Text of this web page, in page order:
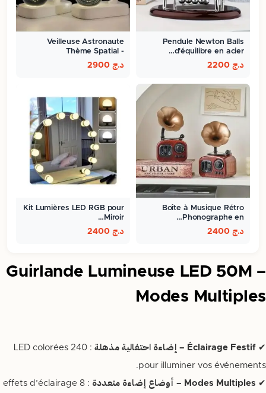
Pendule Newton Balls
d'équilibre en acier…
د.ج
Veilleuse Astronaute
Thème Spatial -
ambiance…
د.ج
Boîte à Musique Rétro
Phonographe en…
د.ج
Kit Lumières LED RGB pour
Miroir…
د.ج
Guirlande Lumineuse LED 50M –
Modes Multiples
✔ Éclairage Festif – إضاءة احتفالية مذهلة
: 240 LED colorées
pour illuminer vos événements.
✔ Modes Multiples – أوضاع إضاءة متعددة
: 8 effets d’éclairage